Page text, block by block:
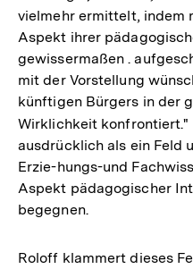
vielmehr ermittelt, indem
Aspekt ihrer
gewissermaßen .
mit der Vorstellung
künftigen Bürgers in der
Wirklichkeit konfrontiert."
ausdrücklich als ein Feld
Erzie-hungs-und
Aspekt pädagogischer
begegnen.
Roloff klammert dieses